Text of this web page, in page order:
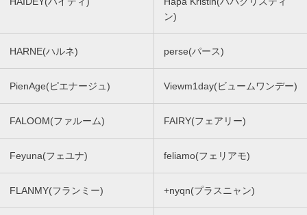
ン)
HARNE(ハルネ) perse(パース)
PienAge(ピエナージュ) Viewm1day(ビュームワンデー)
FALOOM(ファルーム) FAIRY(フェアリー)
Feyuna(フェユナ) feliamo(フェリアモ)
FLANMY(フランミー) +nyqn(プラスニャン)